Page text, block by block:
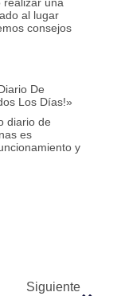
realizar una
al lugar
consejos
De
Los Días!»
diario de
es
y
Siguiente